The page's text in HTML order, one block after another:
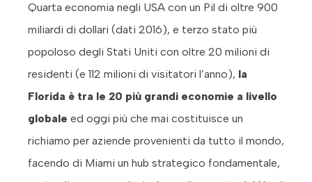
Quarta economia negli USA con un Pil di oltre 900
miliardi di dollari (dati 2016), e terzo stato più
popoloso degli Stati Uniti con oltre 20 milioni di
residenti (e 112 milioni di visitatori l’anno), la
Florida è tra le 20 più grandi economie a livello
globale ed oggi più che mai costituisce un
richiamo per aziende provenienti da tutto il mondo,
facendo di Miami un hub strategico fondamentale,